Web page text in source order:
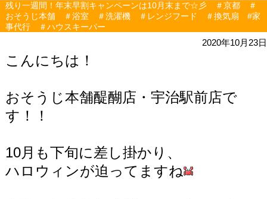
残り一週間！年末早割キャンペーンは10月末まで☆彡 ＃京都 ＃
おそうじ本舗 ＃浴室 ＃洗濯機 ＃レンジフード ＃換気扇 #家
事代行 ＃ハウスキーパー
2020年10月23日
こんにちは！
おそうじ本舗醍醐店・宇治駅前店で
す！！
10月も下旬に差し掛かり、
ハロウィンが迫ってますね